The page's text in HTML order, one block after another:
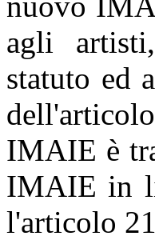
agli
statuto ed
IMAIE è
IMAIE in
l'articolo